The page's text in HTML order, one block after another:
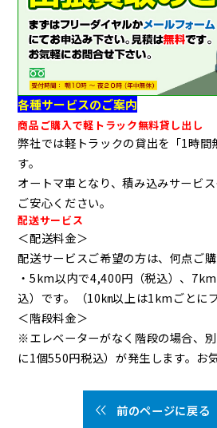
各種サービスのご案内
商品ご購入で軽トラック無料貸し出し
弊社では軽トラックの貸出を「1時間
す。
オートマ車となり、積み込みサービ
ご安心ください。
配送サービス
＜配送料金＞
配送サービスご希望の方は、何点ご
・5km以内で4,400円（税込）、
込）です。（10㎞以上は1kmごとに
＜階段料金＞
※エレベーターがなく階段の場合、
に1個550円税込）が発生します。お
前のページに戻る